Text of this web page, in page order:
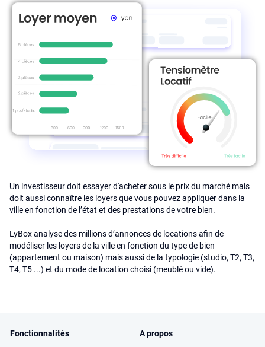
Un investisseur doit essayer d'acheter sous le prix du marché mais
doit aussi connaître les loyers que vous pouvez appliquer dans la
ville en fonction de l’état et des prestations de votre bien.
LyBox analyse des millions d’annonces de locations afin de
modéliser les loyers de la ville en fonction du type de bien
(appartement ou maison) mais aussi de la typologie (studio, T2, T3,
T4, T5 ...) et du mode de location choisi (meublé ou vide).
Fonctionnalités A propos